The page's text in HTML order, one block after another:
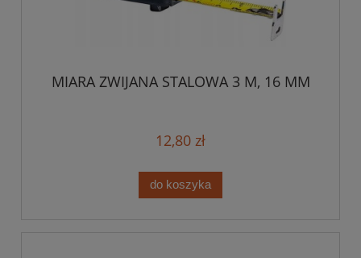
MIARA ZWIJANA STALOWA 3 M, 16 MM
12,80 zł
do koszyka